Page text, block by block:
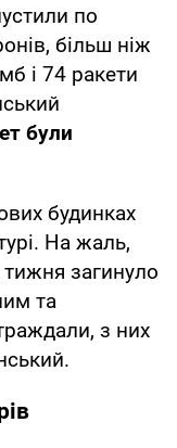
по
більш ніж
і 74 ракети
були
будинках
На жаль,
тижня загинуло
та
з них